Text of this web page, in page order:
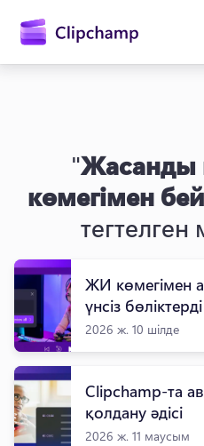
Тегін қолданып
"Жасанды
көмегімен
ЖИ көмегімен
үнсіз
2026 ж. 10 шілде
Clipchamp-та
қолдану әдісі
2026 ж. 11 маусым